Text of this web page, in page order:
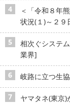
＜「令和８年
状況(１)～２
相次ぐシステ
業界]
岐路に立つ生
ヤマタネ(東京